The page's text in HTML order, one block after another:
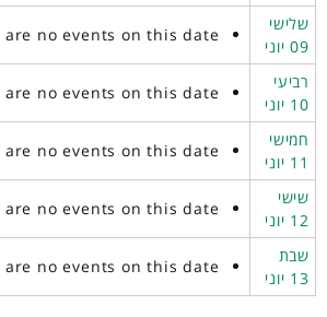
שלישי
09 יוני
are no events on this date
רביעי
10 יוני
are no events on this date
חמישי
11 יוני
are no events on this date
שישי
12 יוני
are no events on this date
שבת
13 יוני
are no events on this date